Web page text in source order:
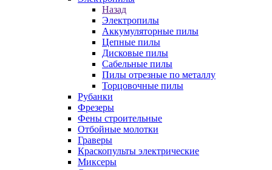
Назад
Электропилы
Аккумуляторные пилы
Цепные пилы
Дисковые пилы
Сабельные пилы
Пилы отрезные по металлу
Торцовочные пилы
Рубанки
Фрезеры
Фены строительные
Отбойные молотки
Граверы
Краскопульты электрические
Миксеры